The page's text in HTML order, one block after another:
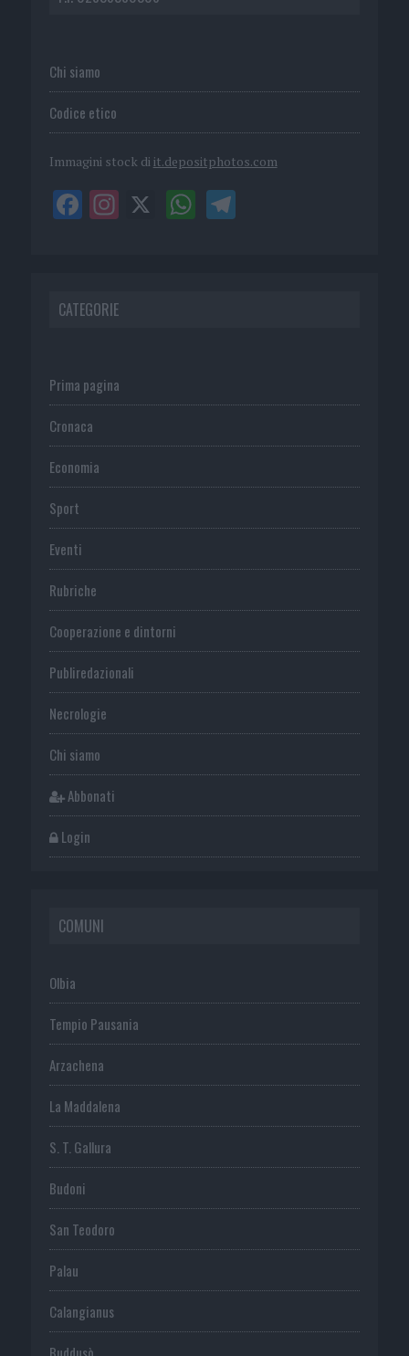
Chi siamo
Codice etico
Immagini stock di it.depositphotos.com
CATEGORIE
Prima pagina
Cronaca
Economia
Sport
Eventi
Rubriche
Cooperazione e dintorni
Publiredazionali
Necrologie
Chi siamo
Abbonati
Login
COMUNI
Olbia
Tempio Pausania
Arzachena
La Maddalena
S. T. Gallura
Budoni
San Teodoro
Palau
Calangianus